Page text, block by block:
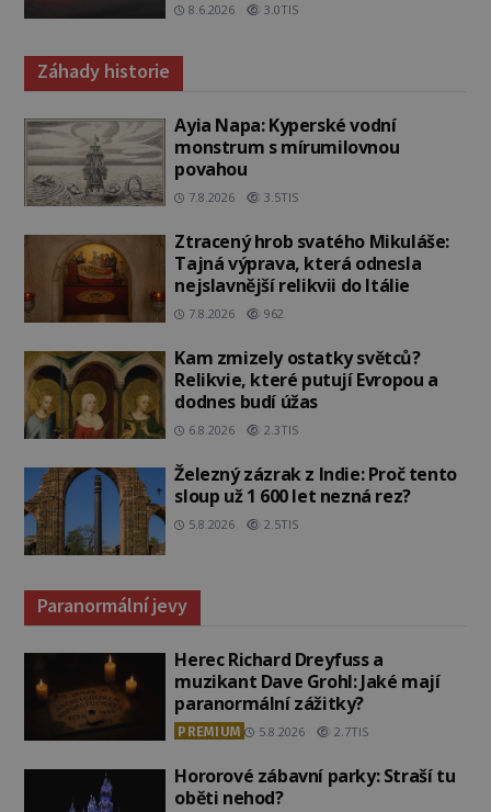
8.6.2026 3.0TIS
Záhady historie
Ayia Napa: Kyperské vodní
monstrum s mírumilovnou
povahou
7.8.2026 3.5TIS
Ztracený hrob svatého Mikuláše:
Tajná výprava, která odnesla
nejslavnější relikvii do Itálie
7.8.2026 962
Kam zmizely ostatky světců?
Relikvie, které putují Evropou a
dodnes budí úžas
6.8.2026 2.3TIS
Železný zázrak z Indie: Proč tento
sloup už 1 600 let nezná rez?
5.8.2026 2.5TIS
Paranormální jevy
Herec Richard Dreyfuss a
muzikant Dave Grohl: Jaké mají
paranormální zážitky?
PREMIUM 5.8.2026 2.7TIS
Hororové zábavní parky: Straší tu
oběti nehod?